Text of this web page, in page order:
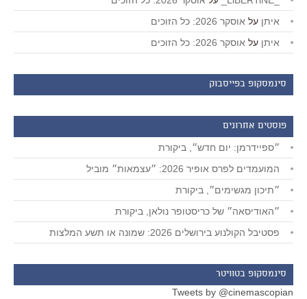
איתן על אוסקר 2026: כל הזוכים
איתן על אוסקר 2026: כל הזוכים
סינמסקופ בפייסבוק
פוסטים אחרונים
״ספיידרמן: יום חדש״, ביקורת
המועמדים לפרס אופיר 2026: ״עצמאות״ מוביל
״תיכון מגשימים״, ביקורת
״האודיסאה״ של כריסטופר נולאן, ביקורת
פסטיבל הקולנוע בירושלים 2026: שמונה או תשע המלצות
סינמסקופ בטוויטר
Tweets by @cinemascopian